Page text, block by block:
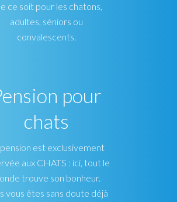
ce soit pour les chatons,
adultes, séniors ou
convalescents.
pour
chats
est exclusivement
aux CHATS : ici, tout le
trouve son bonheur.
vous êtes sans doute déjà